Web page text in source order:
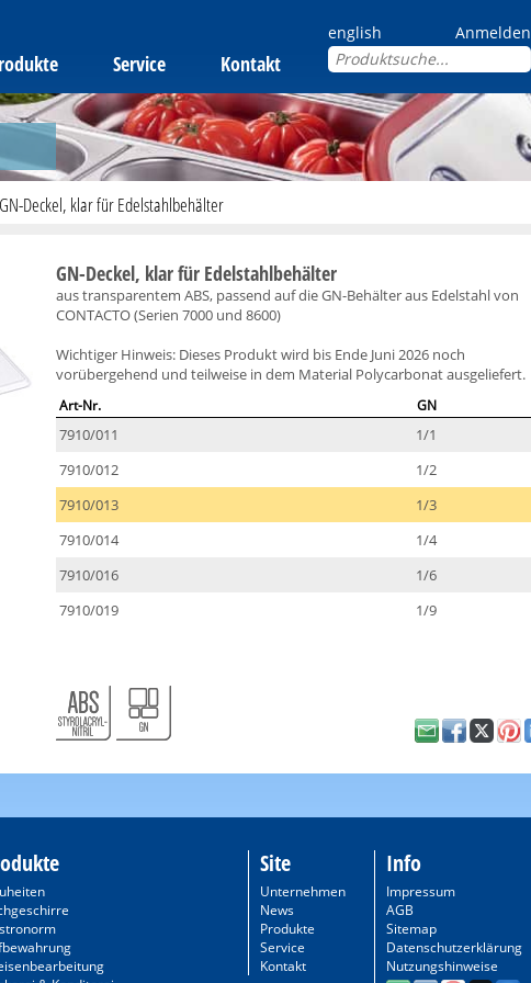
Service Kontakt
english Anmelden
GN-Deckel, klar für Edelstahlbehälter
GN-Deckel, klar für Edelstahlbehälter
aus transparentem ABS, passend auf die GN-Behälter aus Edelstahl von
CONTACTO (Serien 7000 und 8600)
Wichtiger Hinweis: Dieses Produkt wird bis Ende Juni 2026 noch
vorübergehend und teilweise in dem Material Polycarbonat ausgeliefert.
Art-Nr. GN
7910/011
1/1
7910/012
1/2
7910/013
1/3
7910/014
1/4
7910/016
1/6
7910/019
1/9
Site
Unternehmen
News
Produkte
Service
Kontakt
Info
Impressum
AGB
Sitemap
Datenschutzerklärung
Nutzungshinweise